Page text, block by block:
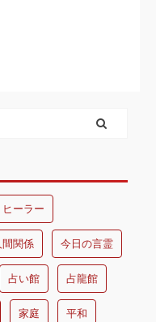
ヒーラー
間関係 今日の言霊
占い館 占龍館
家庭 平和